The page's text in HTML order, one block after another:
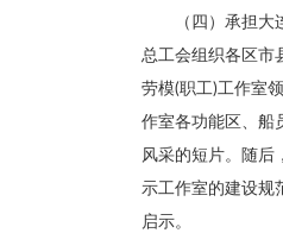
（四）承担
总工会组织各区市
劳模(职工)工作室
作室各功能区、船
风采的短片。随后
示工作室的建设规
启示。